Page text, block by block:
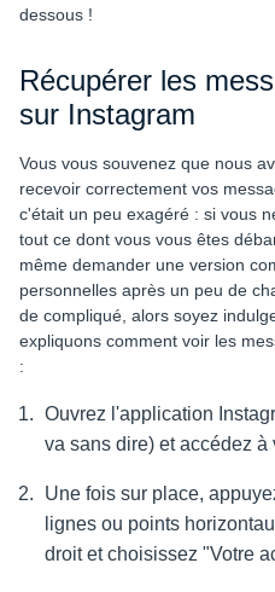
dessous !
Récupérer les
sur Instagram
Vous vous souvenez que nous
recevoir correctement vos
c'était un peu exagéré : si vous
tout ce dont vous vous êtes
même demander une version
personnelles après un peu de
de compliqué, alors soyez
expliquons comment voir les
:
Ouvrez l'application
va sans dire) et accédez à
Une fois sur place,
lignes ou points
droit et choisissez "Votre